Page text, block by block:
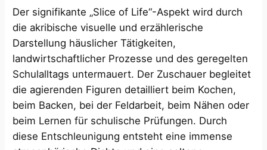
Der signifikante „Slice of Life“-Aspekt wird durch
die akribische visuelle und erzählerische
Darstellung häuslicher Tätigkeiten,
landwirtschaftlicher Prozesse und des geregelten
Schulalltags untermauert. Der Zuschauer begleitet
die agierenden Figuren detailliert beim Kochen,
beim Backen, bei der Feldarbeit, beim Nähen oder
beim Lernen für schulische Prüfungen. Durch
diese Entschleunigung entsteht eine immense